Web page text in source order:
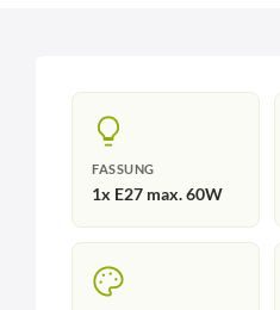
FASSUNG
1x E27 max. 60W